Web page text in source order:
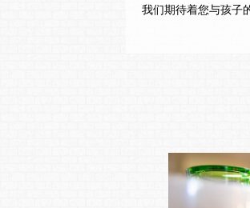
我们期待着您与孩子